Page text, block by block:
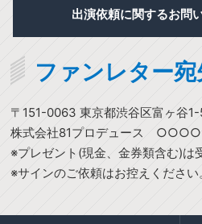
出演依頼に関するお問
ファンレター宛
〒151-0063 東京都渋谷区富ヶ谷
株式会社81プロデュース ○○○○
※プレゼント(現金、金券類含む)は
※サインのご依頼はお控えください